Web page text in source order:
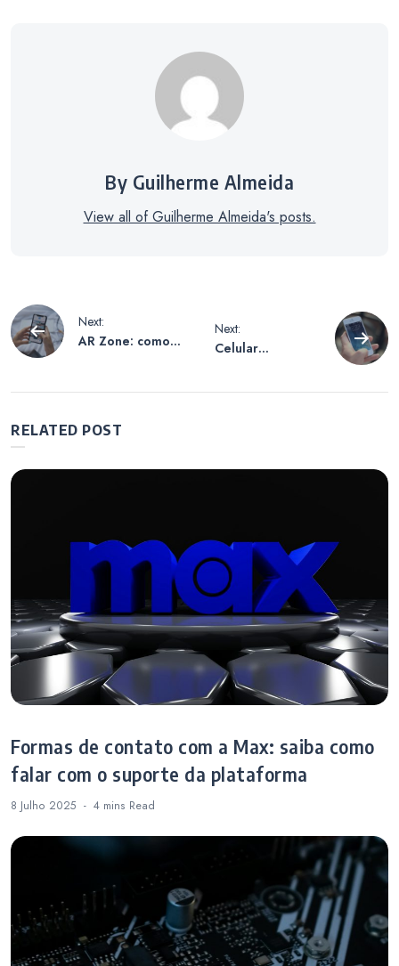
By Guilherme Almeida
View all of Guilherme Almeida's posts.
Navegação
de
artigos
Next:
AR Zone: como
seu Samsung
Next:
Celular
RELATED POST
Formas de contato com a Max: saiba como
falar com o suporte da plataforma
8 Julho 2025 4 mins Read